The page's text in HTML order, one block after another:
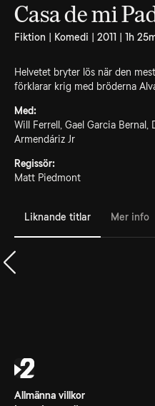
Casa de mi
Fiktion | Komedi | 2011 | 1h
Helvetet bryter lös när den
förklarar krig med bröderna
Med:
Will Ferrell, Gael Garcia
Armendáriz Jr
Regissör:
Matt Piedmont
Liknande titlar Mer info
Allmänna villkor